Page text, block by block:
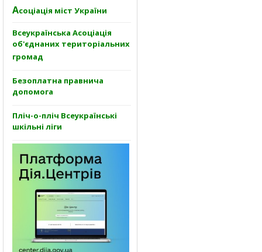
Асоціація міст України
Всеукраїнська Асоціація
об'єднаних територіальних
громад
Безоплатна правнича
допомога
Пліч-о-пліч Всеукраїнські
шкільні ліги